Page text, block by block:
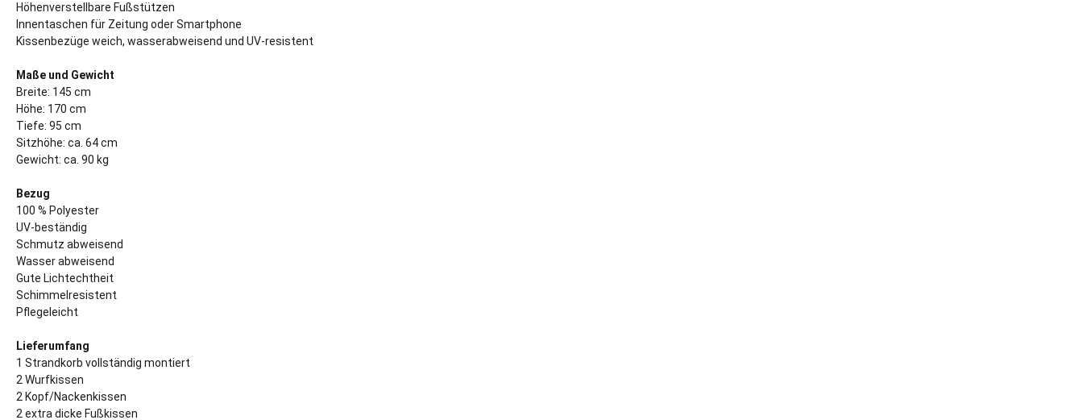
Höhenverstellbare Fußstützen
Innentaschen für Zeitung oder Smartphone
Kissenbezüge weich, wasserabweisend und UV-resistent
Maße und Gewicht
Breite: 145 cm
Höhe: 170 cm
Tiefe: 95 cm
Sitzhöhe: ca. 64 cm
Gewicht: ca. 90 kg
Bezug
100 % Polyester
UV-beständig
Schmutz abweisend
Wasser abweisend
Gute Lichtechtheit
Schimmelresistent
Pflegeleicht
Lieferumfang
1 Strandkorb vollständig montiert
2 Wurfkissen
2 Kopf/Nackenkissen
2 extra dicke Fußkissen